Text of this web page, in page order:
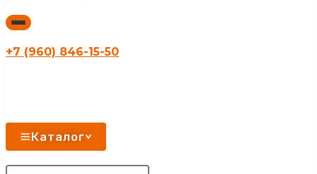
+7 (960) 846-15-50
Каталог